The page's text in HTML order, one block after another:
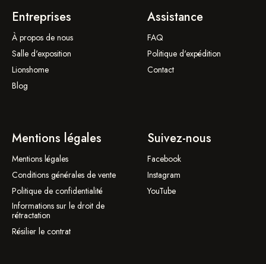
Entreprises
À propos de nous
Salle d'exposition
Lionshome
Blog
Assistance
FAQ
Politique d'expédition
Contact
Mentions légales
Mentions légales
Conditions générales de vente
Politique de confidentialité
Informations sur le droit de
rétractation
Résilier le contrat
Suivez-nous
Facebook
Instagram
YouTube